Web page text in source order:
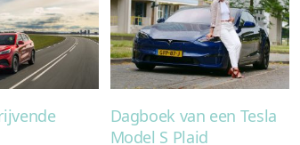
Dagboek van een Tesla
Model S Plaid